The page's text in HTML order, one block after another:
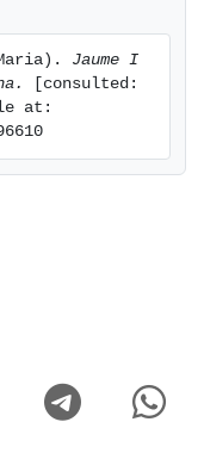
Jaume I
[consulted:
at: